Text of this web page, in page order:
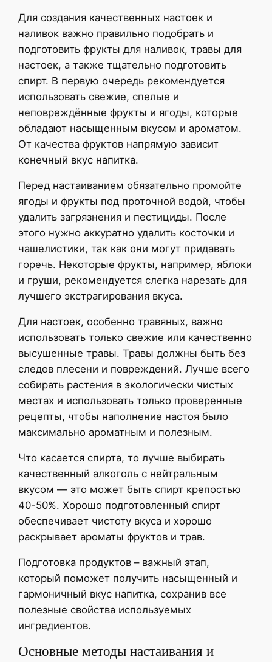
Для создания качественных настоек и
наливок важно правильно подобрать и
подготовить фрукты для наливок, травы для
настоек, а также тщательно подготовить
спирт. В первую очередь рекомендуется
использовать свежие, спелые и
неповреждённые фрукты и ягоды, которые
обладают насыщенным вкусом и ароматом.
От качества фруктов напрямую зависит
конечный вкус напитка.
Перед настаиванием обязательно промойте
ягоды и фрукты под проточной водой, чтобы
удалить загрязнения и пестициды. После
этого нужно аккуратно удалить косточки и
чашелистики, так как они могут придавать
горечь. Некоторые фрукты, например, яблоки
и груши, рекомендуется слегка нарезать для
лучшего экстрагирования вкуса.
Для настоек, особенно травяных, важно
использовать только свежие или качественно
высушенные травы. Травы должны быть без
следов плесени и повреждений. Лучше всего
собирать растения в экологически чистых
местах и использовать только проверенные
рецепты, чтобы наполнение настоя было
максимально ароматным и полезным.
Что касается спирта, то лучше выбирать
качественный алкоголь с нейтральным
вкусом — это может быть спирт крепостью
40-50%. Хорошо подготовленный спирт
обеспечивает чистоту вкуса и хорошо
раскрывает ароматы фруктов и трав.
Подготовка продуктов – важный этап,
который поможет получить насыщенный и
гармоничный вкус напитка, сохранив все
полезные свойства используемых
ингредиентов.
Основные методы настаивания и